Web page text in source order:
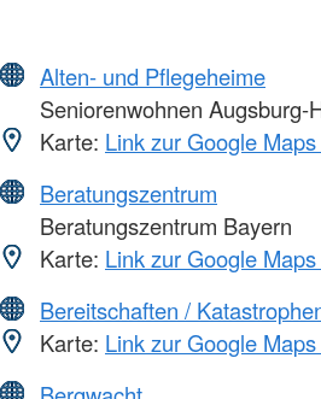
Alten- und Pflegeheime
Seniorenwohnen Augsburg-
Karte: Link zur Google
Beratungszentrum
Beratungszentrum Bayern
Karte: Link zur Google
Bereitschaften /
Karte: Link zur Google